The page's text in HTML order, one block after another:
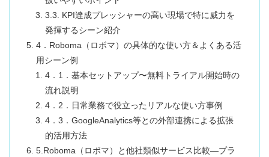
3.3. KPI達成プレッシャーの高い現場で特に威力を
発揮するシーン紹介
4．Roboma（ロボマ）の具体的な使い方＆よくある活
用シーン例
4．1．基本セットアップ〜無料トライアル開始時の
流れ説明
4．2．日常業務で役立ったリアルな使い方事例
4．3．GoogleAnalytics等との外部連携による拡張
的活用方法
5.Roboma（ロボマ）と他社類似サービス比較―プラ